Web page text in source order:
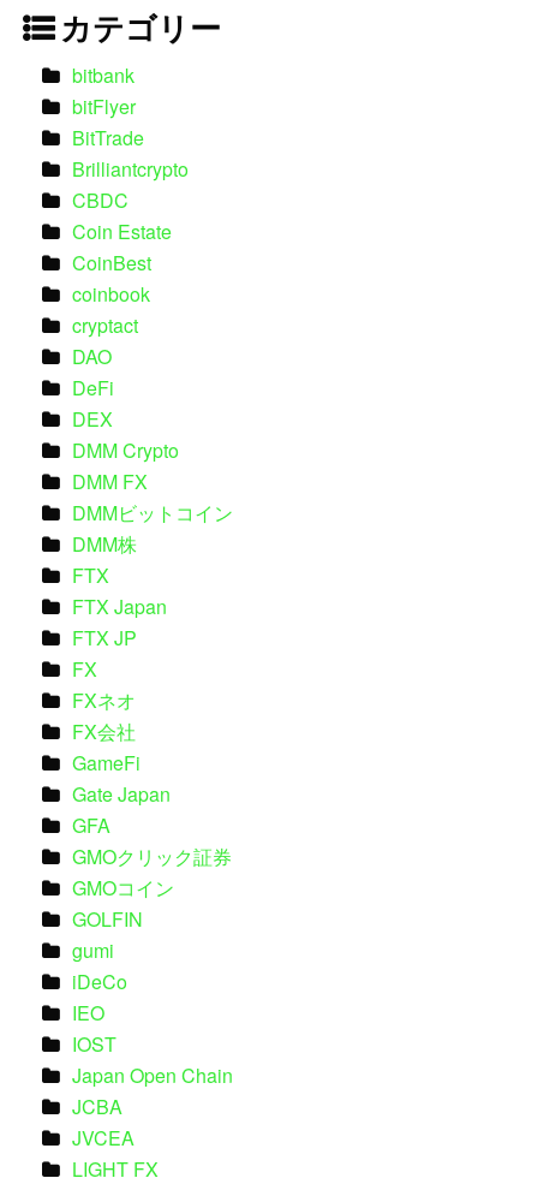
カテゴリー
bitbank
bitFlyer
BitTrade
Brilliantcrypto
CBDC
Coin Estate
CoinBest
coinbook
cryptact
DAO
DeFi
DEX
DMM Crypto
DMM FX
DMMビットコイン
DMM株
FTX
FTX Japan
FTX JP
FX
FXネオ
FX会社
GameFi
Gate Japan
GFA
GMOクリック証券
GMOコイン
GOLFIN
gumi
iDeCo
IEO
IOST
Japan Open Chain
JCBA
JVCEA
LIGHT FX